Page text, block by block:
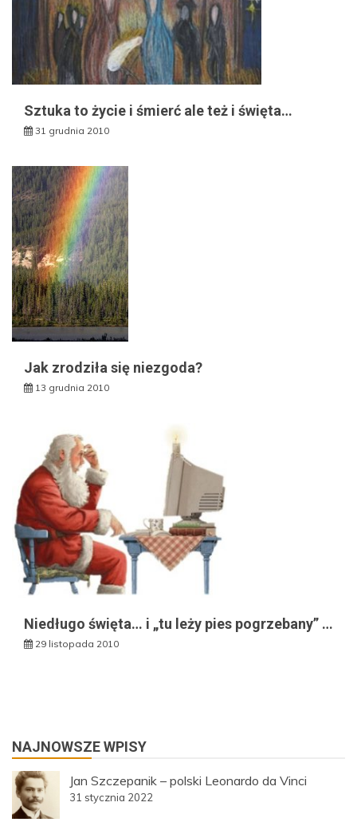
Sztuka to życie i śmierć ale też i święta…
31 grudnia 2010
Jak zrodziła się niezgoda?
13 grudnia 2010
Niedługo święta… i „tu leży pies pogrzebany” …
29 listopada 2010
NAJNOWSZE WPISY
Jan Szczepanik – polski Leonardo da Vinci
31 stycznia 2022